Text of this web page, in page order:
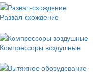
Развал-схождение
Компрессоры воздушные